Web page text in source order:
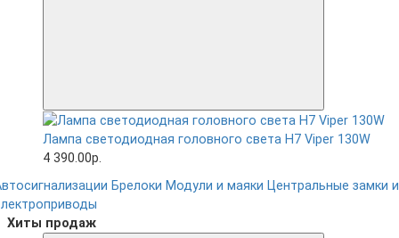
Лампа светодиодная головного света H7 Viper 130W
4 390.00р.
Брелоки Модули и маяки Центральные замки и
Хиты продаж